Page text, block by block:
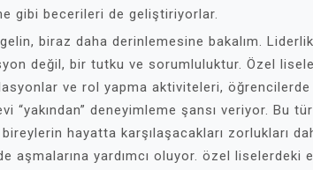
gibi becerileri de geliştiriyorlar.
biraz daha derinlemesine bakalım.
değil, bir tutku ve sorumluluktur. Özel
ve rol yapma aktiviteleri,
“yakından” deneyimleme şansı veriyor. Bu
hayatta karşılaşacakları zorlukları
aşmalarına yardımcı oluyor. özel liselerdeki